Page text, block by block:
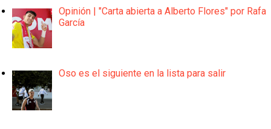
Opinión | "Carta abierta a Alberto Flores" por Rafa
García
Oso es el siguiente en la lista para salir